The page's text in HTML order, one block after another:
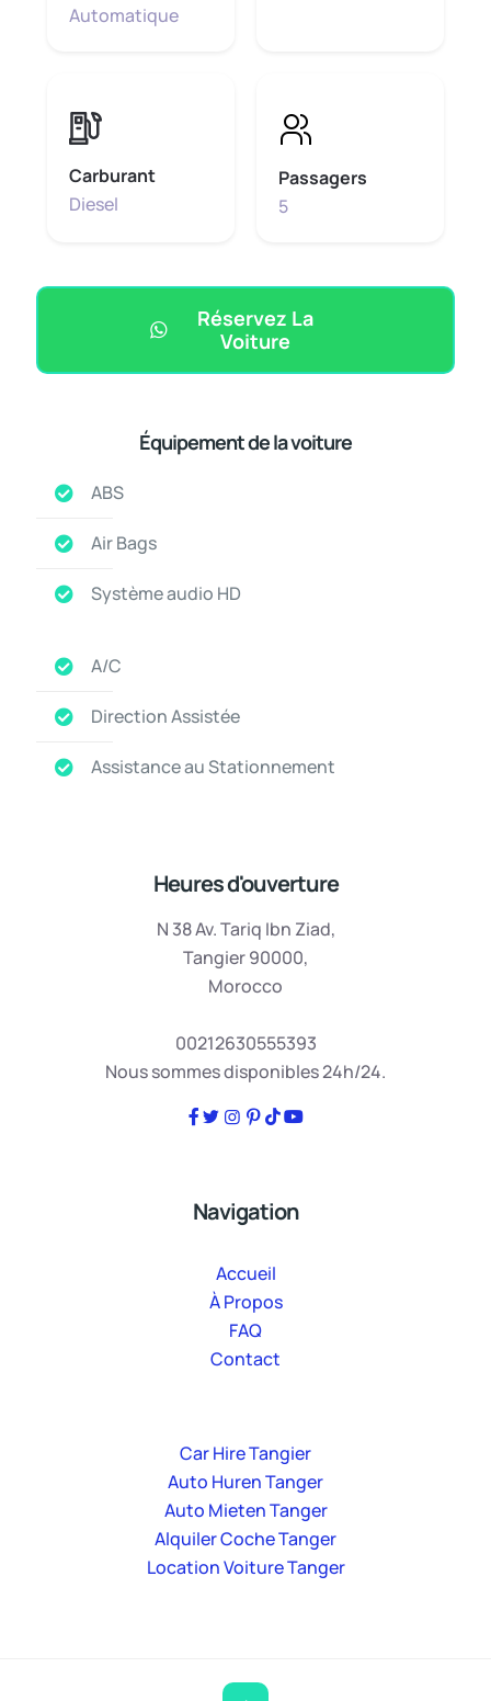
Automatique
Carburant
Diesel
Passagers
5
Réservez La
Voiture
Équipement de la voiture
ABS
Air Bags
Système audio HD
A/C
Direction Assistée
Assistance au Stationnement
Heures d'ouverture
N 38 Av. Tariq Ibn Ziad,
Tangier 90000,
Morocco
00212630555393
Nous sommes disponibles 24h/24.
Navigation
Accueil
À Propos
FAQ
Contact
Car Hire Tangier
Auto Huren Tanger
Auto Mieten Tanger
Alquiler Coche Tanger
Location Voiture Tanger